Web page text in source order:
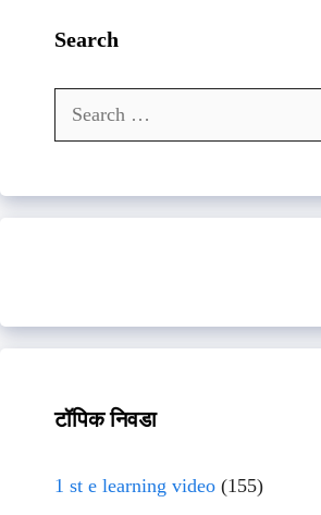
Search
Search
for:
टॉपिक निवडा
1 st e learning video (155)